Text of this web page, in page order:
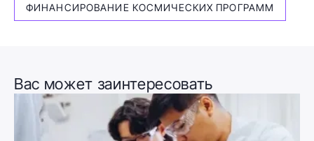
ФИНАНСИРОВАНИЕ КОСМИЧЕСКИХ ПРОГРАММ
Вас может заинтересовать